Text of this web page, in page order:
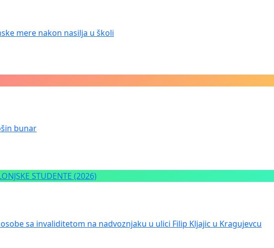
mere nakon nasilja u školi
bunar
STUDENTE (2026)
sa invaliditetom na nadvoznjaku u ulici Filip Kljajic u Kragujevcu